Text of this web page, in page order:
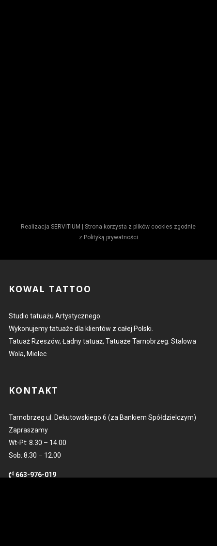
RealizacjaSERVITIUM
| Strona korzysta z plików cookies zgodnie
z Polityką prywatności
KOWAL TATTOO
Studio tatuażu Artystycznego.
Wykonujemy tatuaże dla klientów z całej Polski.
Tatuaż Rzeszów, Ładny tatuaż, Tatuaże Tarnobrzeg. Stalowa
Wola, Mielec
KONTAKT
Tarnobrzeg ul. Dekutowskiego 6 (za Bankiem Spółdzielczym)
Zapraszamy
Wt-Pt: 8.30 – 14.00
Sob: 8.30 – 12.00
663-976-019